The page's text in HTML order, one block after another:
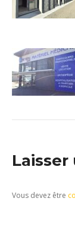
Vous devez être